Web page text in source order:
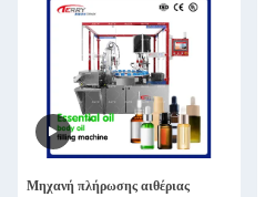
Μηχανή πλήρωσης αιθέριας